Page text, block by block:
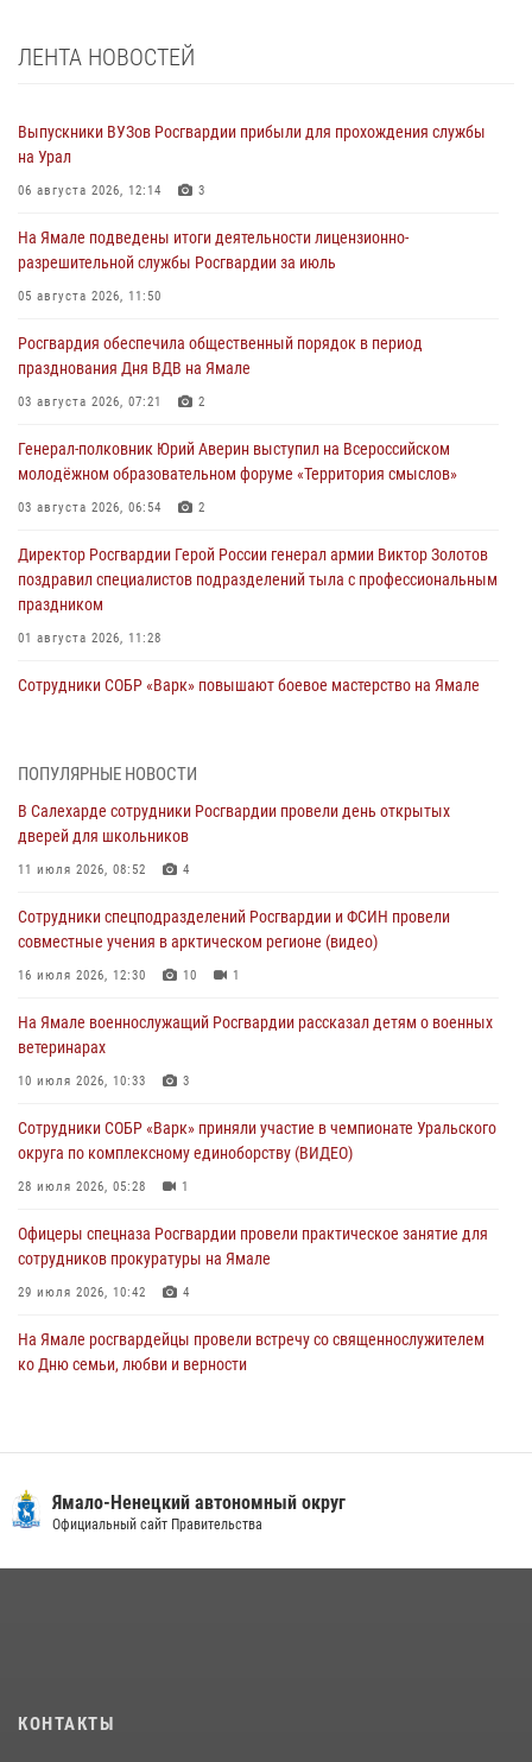
ЛЕНТА НОВОСТЕЙ
Выпускники ВУЗов Росгвардии прибыли для прохождения службы
на Урал
06 августа 2026, 12:14 3
На Ямале подведены итоги деятельности лицензионно-
разрешительной службы Росгвардии за июль
05 августа 2026, 11:50
Росгвардия обеспечила общественный порядок в период
празднования Дня ВДВ на Ямале
03 августа 2026, 07:21 2
Генерал-полковник Юрий Аверин выступил на Всероссийском
молодёжном образовательном форуме «Территория смыслов»
03 августа 2026, 06:54 2
Директор Росгвардии Герой России генерал армии Виктор Золотов
поздравил специалистов подразделений тыла с профессиональным
праздником
01 августа 2026, 11:28
Сотрудники СОБР «Варк» повышают боевое мастерство на Ямале
Офицеры спецназа Росгвардии провели практическое занятие для
29 июля 2026, 10:42
В Уральском округе Росгвардии состоялось заседание
29 июля 2026, 10:39
Сотрудники СОБР «Варк» приняли участие в чемпионате Уральского
На Полярном круге Росгвардия обеспечила безопасность турнира
27 июля 2026, 09:04
ПОПУЛЯРНЫЕ НОВОСТИ
В Салехарде сотрудники Росгвардии провели день открытых
дверей для школьников
11 июля 2026, 08:52 4
Сотрудники спецподразделений Росгвардии и ФСИН провели
совместные учения в арктическом регионе (видео)
16 июля 2026, 12:30 10 1
На Ямале военнослужащий Росгвардии рассказал детям о военных
ветеринарах
10 июля 2026, 10:33 3
Сотрудники СОБР «Варк» приняли участие в чемпионате Уральского
округа по комплексному единоборству (ВИДЕО)
28 июля 2026, 05:28 1
Офицеры спецназа Росгвардии провели практическое занятие для
сотрудников прокуратуры на Ямале
29 июля 2026, 10:42 4
На Ямале росгвардейцы провели встречу со священнослужителем
ко Дню семьи, любви и верности
«Каникулы с Росгвардией» продолжаются на Ямале
Ямало-Ненецкий автономный округ
Официальный сайт Правительства
КОНТАКТЫ